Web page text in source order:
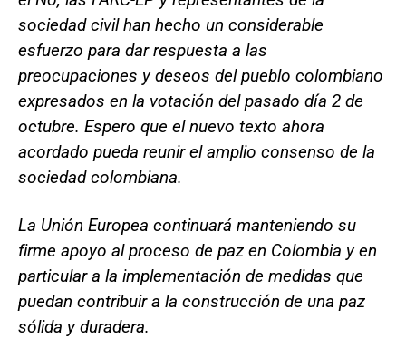
sociedad civil han hecho un considerable
esfuerzo para dar respuesta a las
preocupaciones y deseos del pueblo colombiano
expresados en la votación del pasado día 2 de
octubre. Espero que el nuevo texto ahora
acordado pueda reunir el amplio consenso de la
sociedad colombiana.
La Unión Europea continuará manteniendo su
firme apoyo al proceso de paz en Colombia y en
particular a la implementación de medidas que
puedan contribuir a la construcción de una paz
sólida y duradera.